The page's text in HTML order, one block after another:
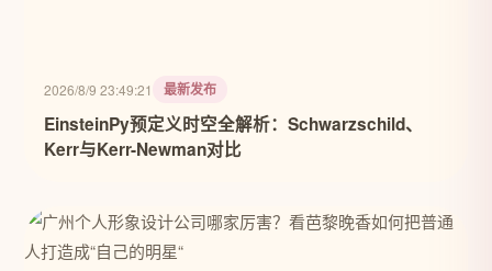
2026/8/9 23:49:21 最新发布
EinsteinPy预定义时空全解析：Schwarzschild、
Kerr与Kerr-Newman对比